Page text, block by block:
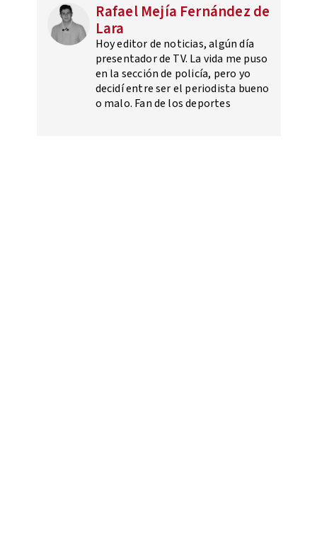
Rafael Mejía Fernández de
Lara
Hoy editor de noticias, algún día
presentador de TV. La vida me puso
en la sección de policía, pero yo
decidí entre ser el periodista bueno
o malo. Fan de los deportes